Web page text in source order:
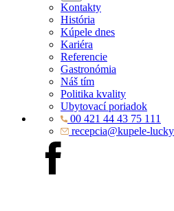
Kontakty
História
Kúpele dnes
Kariéra
Referencie
Gastronómia
Náš tím
Politika kvality
Ubytovací poriadok
00 421 44 43 75 111
recepcia@kupele-